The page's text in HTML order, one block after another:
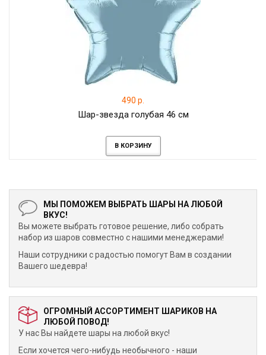
490 р.
Шар-звезда голубая 46 см
В КОРЗИНУ
МЫ ПОМОЖЕМ ВЫБРАТЬ ШАРЫ НА ЛЮБОЙ
ВКУС!
Вы можете выбрать готовое решение, либо собрать
набор из шаров совместно с нашими менеджерами!
Наши сотрудники с радостью помогут Вам в создании
Вашего шедевра!
ОГРОМНЫЙ АССОРТИМЕНТ ШАРИКОВ НА
ЛЮБОЙ ПОВОД!
У нас Вы найдете шары на любой вкус!
Если хочется чего-нибудь необычного - наши